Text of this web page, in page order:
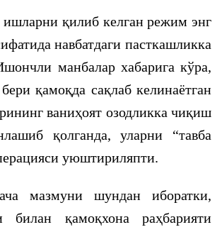
қилиб келган режим энг
навбатдаги пасткашликка
манбалар хабарига кўра,
қамоқда сақлаб келинаётган
ваниҳоят озодликка чиқиш
қолганда, уларни “тавба
уюштириляпти.
мазмуни шундан иборатки,
билан қамоқхона раҳбарияти